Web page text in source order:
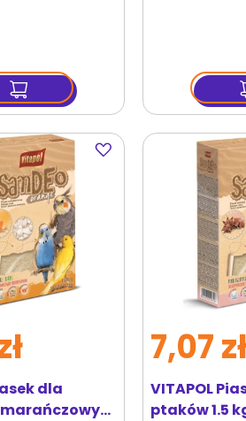
Dodaj
do
dla
VITAPOL
ptaków 1.5
7,07